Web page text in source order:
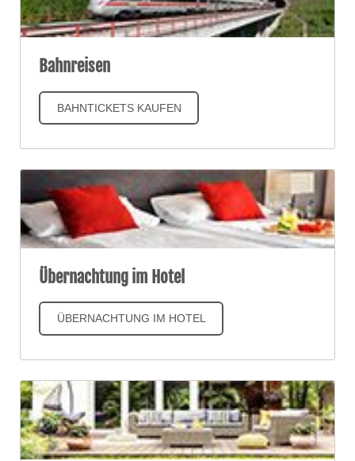
Bahnreisen
BAHNTICKETS KAUFEN
Übernachtung im Hotel
ÜBERNACHTUNG IM HOTEL